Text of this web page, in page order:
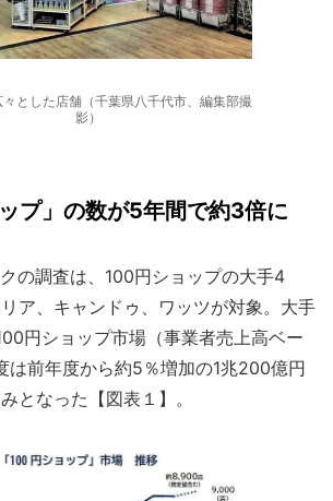
とした店舗（千葉県八千代市、編集部撮
影）
プ」の数が5年間で約3倍に
の調査は、100円ショップの大手4
ア、キャンドゥ、ワッツが対象。大手
円ショップ市場（事業者売上高ベー
は前年度から約5％増加の1兆200億円
となった【図表１】。